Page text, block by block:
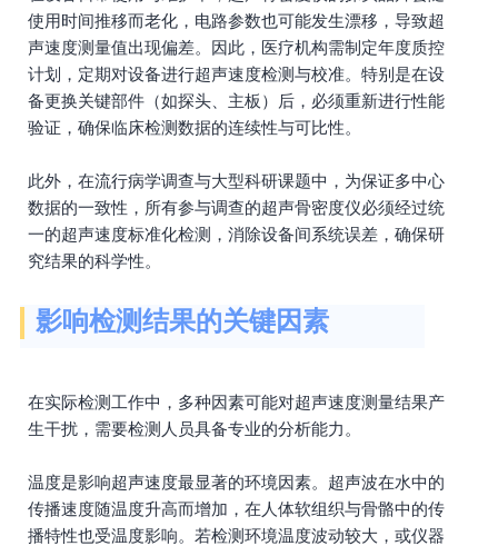
使用时间推移而老化，电路参数也可能发生漂移，导致超
声速度测量值出现偏差。因此，医疗机构需制定年度质控
计划，定期对设备进行超声速度检测与校准。特别是在设
备更换关键部件（如探头、主板）后，必须重新进行性能
验证，确保临床检测数据的连续性与可比性。
此外，在流行病学调查与大型科研课题中，为保证多中心
数据的一致性，所有参与调查的超声骨密度仪必须经过统
一的超声速度标准化检测，消除设备间系统误差，确保研
究结果的科学性。
影响检测结果的关键因素
在实际检测工作中，多种因素可能对超声速度测量结果产
生干扰，需要检测人员具备专业的分析能力。
温度是影响超声速度最显著的环境因素。超声波在水中的
传播速度随温度升高而增加，在人体软组织与骨骼中的传
播特性也受温度影响。若检测环境温度波动较大，或仪器